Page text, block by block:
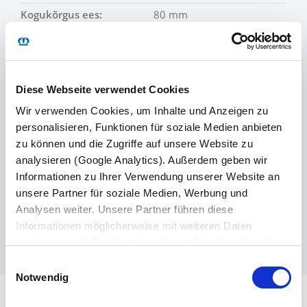
Diese Webseite verwendet Cookies
Wir verwenden Cookies, um Inhalte und Anzeigen zu
personalisieren, Funktionen für soziale Medien anbieten
zu können und die Zugriffe auf unsere Website zu
analysieren (Google Analytics). Außerdem geben wir
Informationen zu Ihrer Verwendung unserer Website an
unsere Partner für soziale Medien, Werbung und
Analysen weiter. Unsere Partner führen diese
Informationen möglicherweise mit weiteren Daten
haben. Wir setzen im Rahmen des Trackings auch
Notwendig
Kogukõrgus ees:
80 mm
Sisepikkus:
Siselaius:
2 480 mm
Külgmine sisemine
2860 mm; 3000 mm*
Välislaius:
2 550 mm
Ultra mudeli tühimass:
u 5 950 kg
*= Kasulik kõrgus sõrestikkasti laiuses, standardmudeli
massid ja mõõtmed